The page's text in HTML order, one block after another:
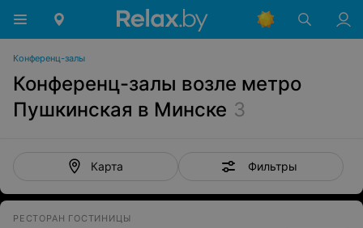
Конференц-залы
Конференц-залы возле метро
Пушкинская в Минске 3
Карта Фильтры
РЕСТОРАН ГОСТИНИЦЫ